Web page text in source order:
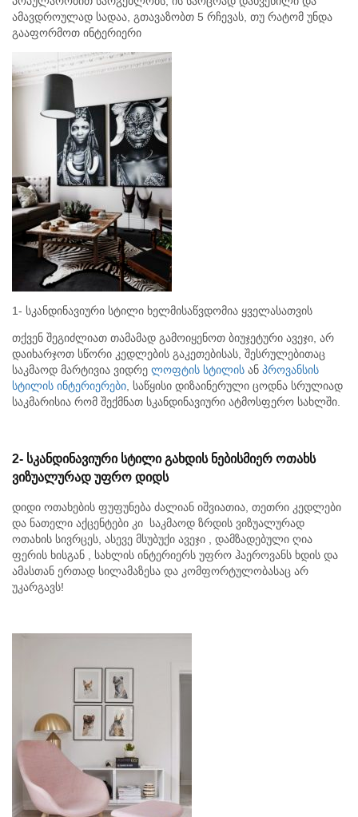
ამავდროულად სადაა, გთავაზობთ 5 რჩევას, თუ რატომ უნდა
გააფორმოთ ინტერიერი
1- სკანდინავიური სტილი ხელმისაწვდომია ყველასათვის
თქვენ შეგიძლიათ თამამად გამოიყენოთ ბიუჯეტური ავეჯი, არ
დაიხარჯოთ სწორი კედლების გაკეთებისას, შესრულებითაც
საკმაოდ მარტივია ვიდრე ლოფტის სტილის ან პროვანსის
სტილის ინტერიერები , საწყისი დიზაინერული ცოდნა სრულიად
საკმარისია რომ შექმნათ სკანდინავიური ატმოსფერო სახლში.
2- სკანდინავიური სტილი გახდის ნებისმიერ ოთახს
ვიზუალურად უფრო დიდს
დიდი ოთახების ფუფუნება ძალიან იშვიათია, თეთრი კედლები
და ნათელი აქცენტები კი საკმაოდ ზრდის ვიზუალურად
ოთახის სივრცეს, ასევე მსუბუქი ავეჯი , დამზადებული ღია
ფერის ხისგან , სახლის ინტერიერს უფრო ჰაეროვანს ხდის და
ამასთან ერთად სილამაზესა და კომფორტულობასაც არ
უკარგავს!